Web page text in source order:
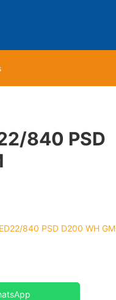
840 PSD
840 PSD D200 WH GM